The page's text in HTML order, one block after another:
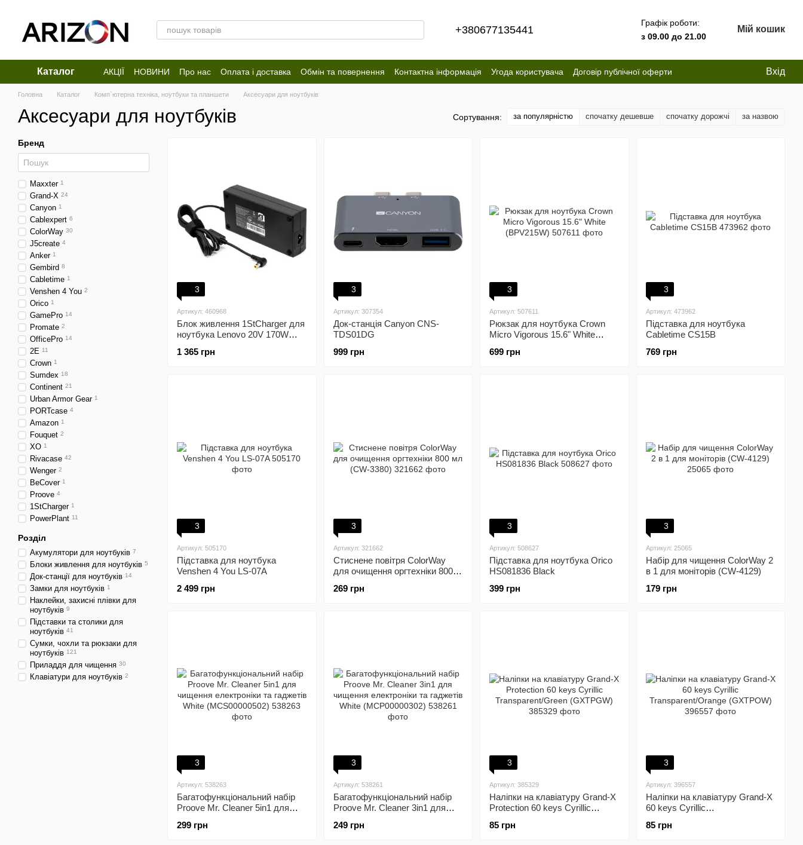
+380677135441
Графік роботи:
з 09.00 до 21.00
Мій кошик
Каталог АКЦІЇ НОВИНИ Про нас Оплата і доставка Обмін та повернення Контактна інформація Угода користувача
Договір публічної оферти
Відгуки про магазин
Вхід
Головна Каталог Комп`ютерна техніка, ноутбуки та планшети Аксесуари для ноутбуків
Аксесуари для ноутбуків Сортування: за популярністю спочатку дешевше спочатку дорожчі за назвою
3
Артикул: 460968
Блок живлення 1StCharger для
ноутбука Lenovo 20V 170W
(AC1STLE170WG)
1 365 грн
3
Артикул: 307354
Док-станція Canyon CNS-
TDS01DG
999 грн
3
Артикул: 507611
Рюкзак для ноутбука Crown
Micro Vigorous 15.6" White
699 грн
3
Артикул: 473962
Підставка для ноутбука
Cabletime CS15B
769 грн
3
Артикул: 505170
Підставка для ноутбука
Venshen 4 You LS-07A
2 499 грн
3
Артикул: 321662
Стиснене повітря ColorWay
для очищення оргтехніки 800
269 грн
3
Артикул: 508627
Підставка для ноутбука Orico
HS081836 Black
399 грн
3
Артикул: 25065
Набір для чищення ColorWay 2
в 1 для моніторів (CW-4129)
179 грн
3
Артикул: 538263
Багатофункціональний набір
Proove Mr. Cleaner 5in1 для
гаджетів White (MCS00000502)
299 грн
3
Артикул: 538261
Багатофункціональний набір
Proove Mr. Cleaner 3in1 для
гаджетів White (MCP00000302)
249 грн
3
Артикул: 385329
Наліпки на клавіатуру Grand-X
Protection 60 keys Cyrillic
85 грн
3
Артикул: 396557
Наліпки на клавіатуру Grand-X
60 keys Cyrillic
85 грн
Бренд
Maxxter 1
Grand-X 24
Canyon 1
Cablexpert 6
ColorWay 30
J5create 4
Anker 1
Gembird 8
Cabletime 1
Venshen 4 You 2
Orico 1
GamePro 14
Promate 2
OfficePro 14
2E 11
Crown 1
Sumdex 18
Continent 21
Urban Armor Gear 1
PORTcase 4
Amazon 1
Fouquet 2
XO 1
Rivacase 42
Wenger 2
BeCover 1
Proove 4
1StCharger 1
PowerPlant 11
Розділ
Акумулятори для ноутбуків 7
Блоки живлення для ноутбуків 5
Док-станції для ноутбуків 14
Замки для ноутбуків 1
Наклейки, захисні плівки для
ноутбуків 9
Підставки та столики для
ноутбуків 41
Сумки, чохли та рюкзаки для
ноутбуків 121
Приладдя для чищення 30
Клавіатури для ноутбуків 2